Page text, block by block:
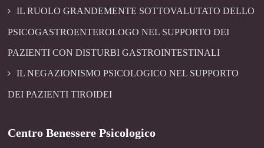
IL RUOLO GRANDEMENTE SOTTOVALUTATO DELLO
PSICOGASTROENTEROLOGO NEL SUPPORTO DEI
PAZIENTI CON DISTURBI GASTROINTESTINALI
IL NEGAZIONISMO PSICOLOGICO NEL SUPPORTO
DEI PAZIENTI TIROIDEI
Centro Benessere Psicologico